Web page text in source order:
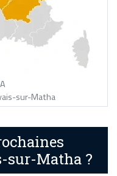
sur-Matha
sur-Matha ?